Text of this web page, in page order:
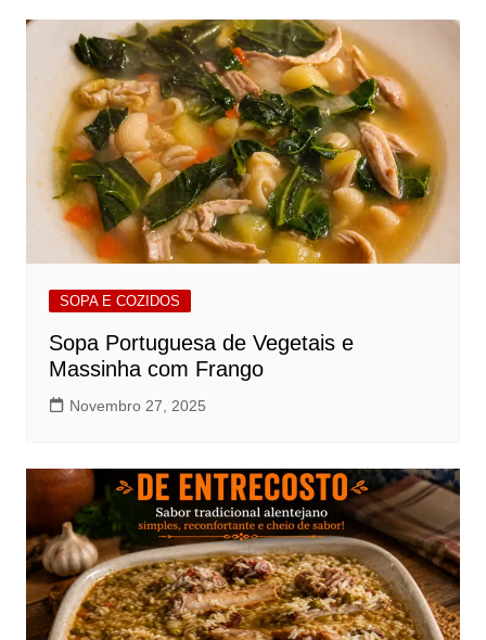
SOPA E COZIDOS
Sopa Portuguesa de Vegetais e
Massinha com Frango
Novembro 27, 2025